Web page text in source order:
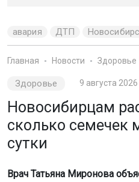
авария ДТП
Главная Новости Здоровье
Здоровье 9 августа
Новосибирцам
сколько семечек
сутки
Врач Татьяна Миронова